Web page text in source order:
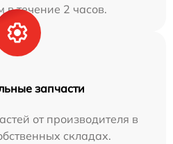
в течение 2 часов.
запчасти
от производителя в
складах.